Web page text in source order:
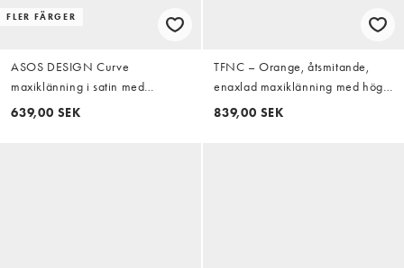
FLER FÄRGER
ASOS DESIGN Curve
maxiklänning i satin med
plisserad och rynkad livdel, hög
639,00 SEK
TFNC – Orange, åtsmitande,
enaxlad maxiklänning med hög
slits
839,00 SEK